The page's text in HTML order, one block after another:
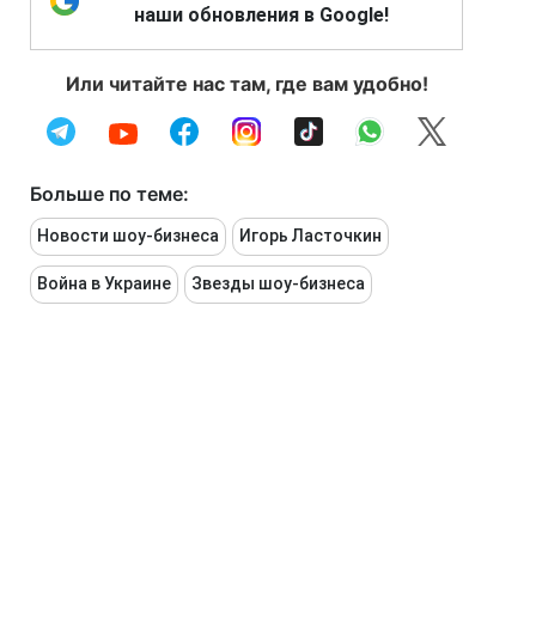
наши обновления в Google!
Или читайте нас там, где вам удобно!
Больше по теме:
Новости шоу-бизнеса Игорь Ласточкин
Война в Украине Звезды шоу-бизнеса